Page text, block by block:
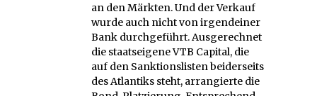
an den Märkten. Und der Verkauf
wurde auch nicht von irgendeiner
Bank durchgeführt. Ausgerechnet
die staatseigene VTB Capital, die
auf den Sanktionslisten beiderseits
des Atlantiks steht, arrangierte die